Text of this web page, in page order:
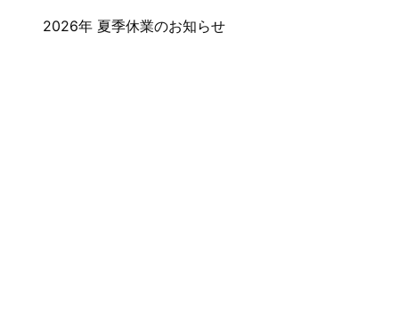
2026年 夏季休業のお知らせ